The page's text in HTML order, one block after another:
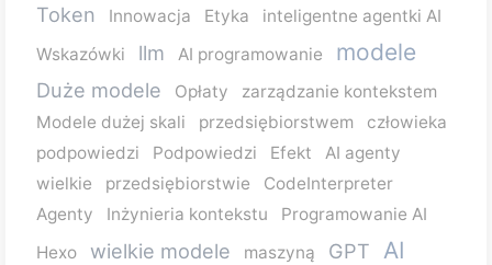
Token Innowacja Etyka
inteligentne agentki AI
Wskazówki
llm AI programowanie modele
Duże modele Opłaty
zarządzanie kontekstem
Modele dużej skali
przedsiębiorstwem
człowieka
podpowiedzi
Podpowiedzi Efekt
AI agenty
wielkie
przedsiębiorstwie
CodeInterpreter
Agenty
Inżynieria kontekstu
Programowanie AI
Hexo
wielkie modele maszyną GPT AI